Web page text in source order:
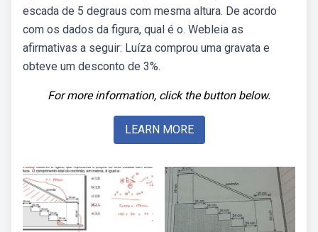
escada de 5 degraus com mesma altura. De acordo
com os dados da figura, qual é o. Webleia as
afirmativas a seguir: Luíza comprou uma gravata e
obteve um desconto de 3%.
For more information, click the button below.
LEARN MORE